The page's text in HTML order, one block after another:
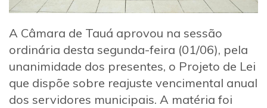
A Câmara de Tauá aprovou na sessão
ordinária desta segunda-feira (01/06), pela
unanimidade dos presentes, o Projeto de Lei
que dispõe sobre reajuste vencimental anual
dos servidores municipais. A matéria foi